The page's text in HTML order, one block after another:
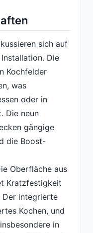
sich auf
Die
Kochfelder
was
oder in
Die neun
gängige
die Boost-
Oberfläche aus
Kratzfestigkeit
Der integrierte
Kochen, und
in